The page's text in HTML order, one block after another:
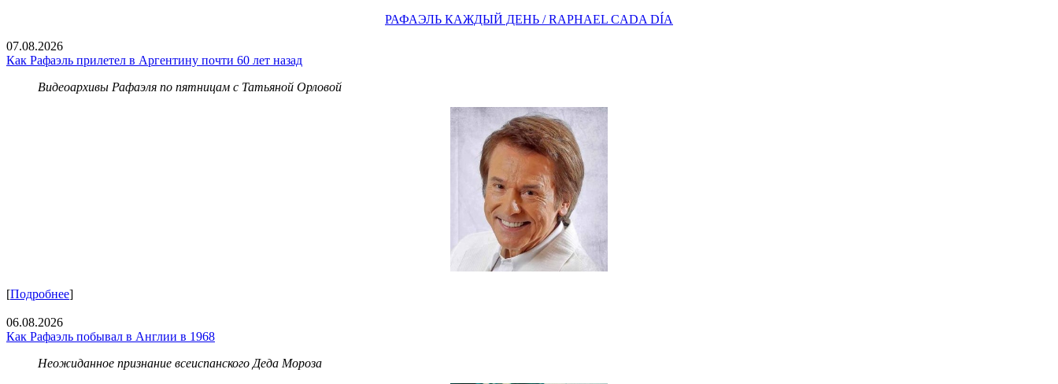
РАФАЭЛЬ КАЖДЫЙ ДЕНЬ / RAPHAEL CADA DÍA
07.08.2026
Как Рафаэль прилетел в Аргентину почти 60 лет назад
Видеоархивы Рафаэля по пятницам с Татьяной Орловой
[Подробнее]
06.08.2026
Как Рафаэль побывал в Англии в 1968
Неожиданное признание всеиспанского Деда Мороза